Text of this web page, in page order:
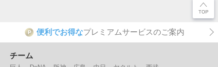
P 便利でお得なプレミアムサービスのご案内
チーム